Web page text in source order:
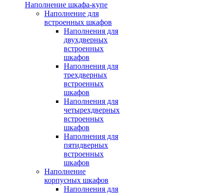
Наполнение шкафа-купе
Наполнение для
встроенных шкафов
Наполнения для
двухдверных
встроенных
шкафов
Наполнения для
трехдверных
встроенных
шкафов
Наполнения для
четырехдверных
встроенных
шкафов
Наполнения для
пятидверных
встроенных
шкафов
Наполнение
корпусных шкафов
Наполнения для